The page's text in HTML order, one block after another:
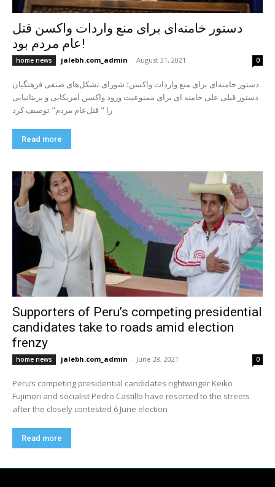
دستور خامنه‌ای برای منع واردات واکسن قتل
عام مردم بود!
home news jalebh.com_admin - August 31, 2021 0
دستور خامنه‌ای برای منع واردات واکسن؛ شورای تشکل‌های صنفی فرهنگیان
دستور قبلی علی خامنه ای برای ممنوعیت ورود واکسن آمریکایی و بریتانیایی
را " قتل‌عام مردم" توصيف كرد
Read more
Supporters of Peru’s competing presidential
candidates take to roads amid election
frenzy
home news jalebh.com_admin - June 28, 2021 0
Peru’s competing presidential candidates rightwinger Keiko
Fujimori and socialist Pedro Castillo have resorted to the streets
after the closely contested 6 June election
Read more